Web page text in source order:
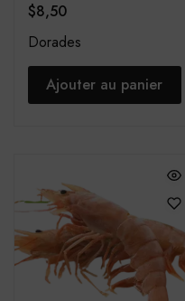
$8,50
Dorades
Ajouter au panier